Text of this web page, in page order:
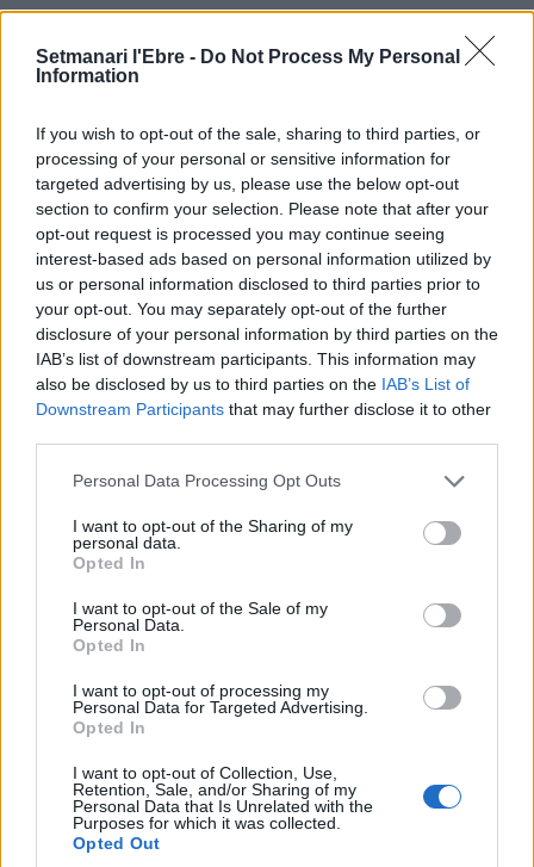
Setmanari l'Ebre - Do Not Process My Personal
Information
If you wish to opt-out of the sale, sharing to third parties, or
processing of your personal or sensitive information for
targeted advertising by us, please use the below opt-out
section to confirm your selection. Please note that after your
opt-out request is processed you may continue seeing
interest-based ads based on personal information utilized by
us or personal information disclosed to third parties prior to
your opt-out. You may separately opt-out of the further
disclosure of your personal information by third parties on the
IAB’s list of downstream participants. This information may
also be disclosed by us to third parties on the IAB’s List of
Downstream Participants that may further disclose it to other
Personal Data Processing Opt Outs
I want to opt-out of the Sharing of my
personal data.
Opted In
I want to opt-out of the Sale of my
Personal Data.
Opted In
I want to opt-out of processing my
Personal Data for Targeted Advertising.
Opted In
I want to opt-out of Collection, Use,
Retention, Sale, and/or Sharing of my
Personal Data that Is Unrelated with the
Purposes for which it was collected.
Opted Out
31 de juliol de 2026
Caçadors de subvencions
30 de juliol de 2026
Amposta viurà unes festes amb més
de 200 actes i l’expectació per l’eclipsi
31 de juliol de 2026
regió de l’Ebre durant juliol i agost